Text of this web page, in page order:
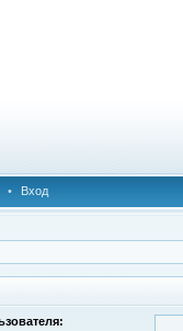
• Вход